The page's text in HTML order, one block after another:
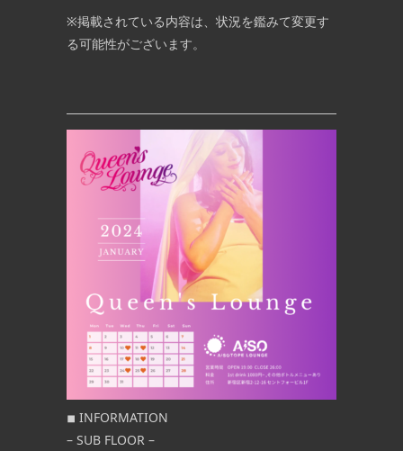
※掲載されている内容は、状況を鑑みて変更す
る可能性がございます。
◾︎ INFORMATION
– SUB FLOOR –